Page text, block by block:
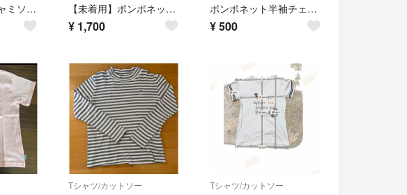
ポンポネット キャミソール 【未着用】ポンポネット 半袖 Tシャツ pom ponette 130 120
¥ 1,700
ポンポネット半袖チェックシャツ110サイズ
¥500
Tシャツ/カットソー Tシャツ/カットソー